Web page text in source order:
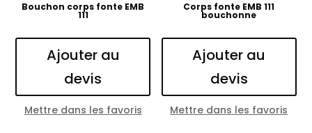
Bouchon corps fonte EMB
111
Ajouter au
devis
Mettre dans les favoris
Corps fonte EMB 111
bouchonne
Ajouter au
devis
Mettre dans les favoris